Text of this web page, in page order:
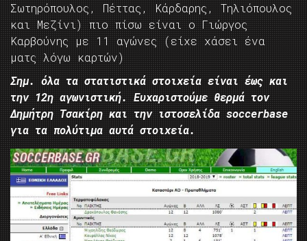
Σωτηρόπουλος, Πέττας, Κάρδαρης, Τηλιόπουλος
και Μεζίνι) πιο πίσω είναι ο Γιώργος
Καρβούνης με 11 αγώνες (είχε χάσει ένα
ματς λόγω καρτών)
Σημ. όλα τα στατιστικά στοιχεία είναι έως και
την 12η αγωνιστική. Ευχαριστούμε θερμά τον
Δημήτρη Τσακίρη και την ιστοσελίδα soccerbase
για τα πολύτιμα αυτά στοιχεία.